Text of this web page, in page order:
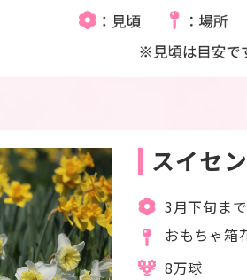
スイセン
3月下旬まで
おもちゃ箱
8万球